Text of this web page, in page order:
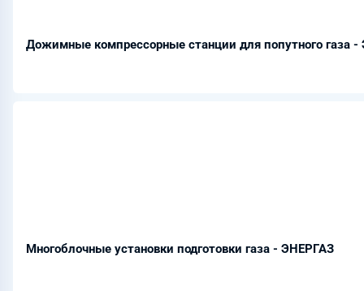
Дожимные компрессорные станции для попутного газа
Многоблочные установки подготовки газа - ЭНЕРГАЗ